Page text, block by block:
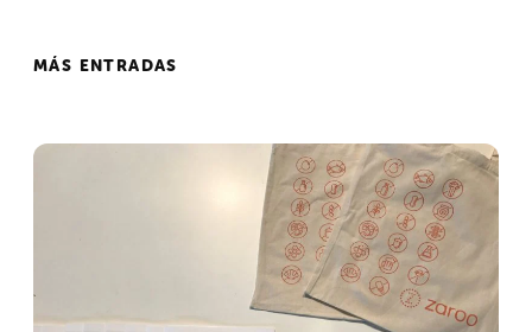
MÁS ENTRADAS